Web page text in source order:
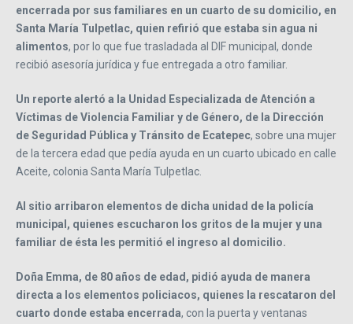
encerrada por sus familiares en un cuarto de su domicilio, en
Santa María Tulpetlac, quien refirió que estaba sin agua ni
alimentos, por lo que fue trasladada al DIF municipal, donde
recibió asesoría jurídica y fue entregada a otro familiar.
Un reporte alertó a la Unidad Especializada de Atención a
Víctimas de Violencia Familiar y de Género, de la Dirección
de Seguridad Pública y Tránsito de Ecatepec, sobre una mujer
de la tercera edad que pedía ayuda en un cuarto ubicado en calle
Aceite, colonia Santa María Tulpetlac.
Al sitio arribaron elementos de dicha unidad de la policía
municipal, quienes escucharon los gritos de la mujer y una
familiar de ésta les permitió el ingreso al domicilio.
Doña Emma, de 80 años de edad, pidió ayuda de manera
directa a los elementos policiacos, quienes la rescataron del
cuarto donde estaba encerrada, con la puerta y ventanas